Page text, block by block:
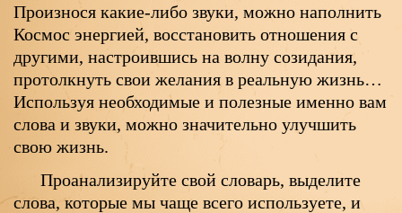
Произнося какие-либо звуки, можно наполнить
Космос энергией, восстановить отношения с
другими, настроившись на волну созидания,
протолкнуть свои желания в реальную жизнь…
Используя необходимые и полезные именно вам
слова и звуки, можно значительно улучшить
свою жизнь.
Проанализируйте свой словарь, выделите
слова, которые мы чаще всего используете, и